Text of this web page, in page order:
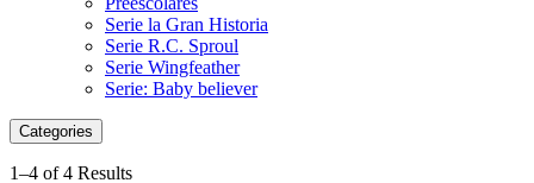
Serie la Gran Historia
Serie R.C. Sproul
Serie Wingfeather
Serie: Baby believer
Categories
1–4 of 4 Results